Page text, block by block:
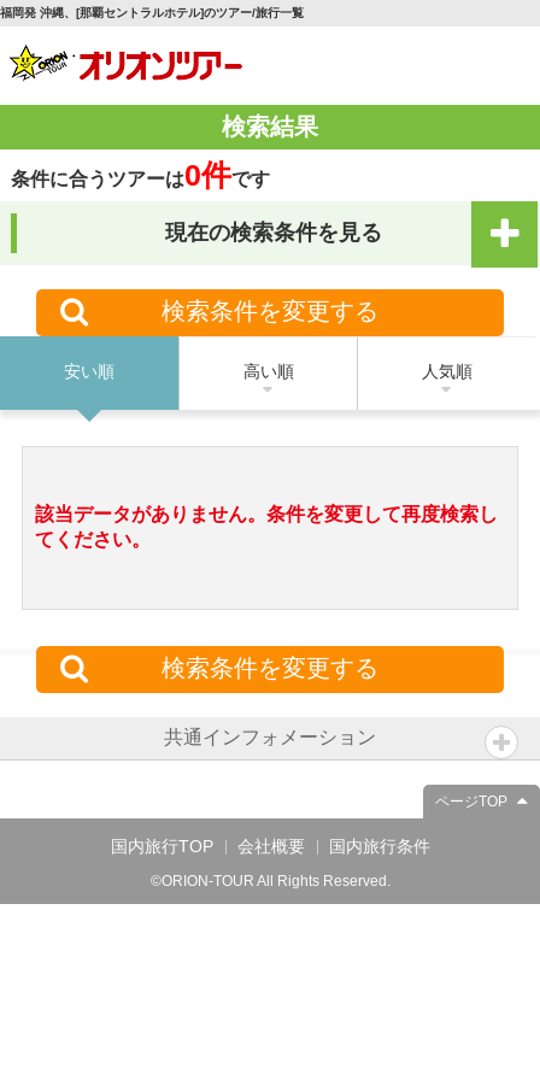
福岡発 沖縄、[那覇セントラルホテル]のツアー/旅行一覧
検索結果
条件に合うツアーは0件です
現在の検索条件を見る
検索条件を変更する
安い順 高い順 人気順
該当データがありません。条件を変更して再度検索し
てください。
検索条件を変更する
共通インフォメーション
ページTOP
国内旅行TOP 会社概要 国内旅行条件
©ORION-TOUR All Rights Reserved.